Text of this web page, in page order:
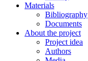
Materials
Bibliography
Documents
About the project
Project idea
Authors